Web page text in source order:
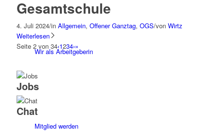
Wir als Arbeitgeberin
Mitglied werden
Gesamtschule
4. Juli 2024/in Allgemein, Offener Ganztag, OGS/von Wirtz
Weiterlesen
Seite 2 von 34‹1234›»
Jobs
Chat